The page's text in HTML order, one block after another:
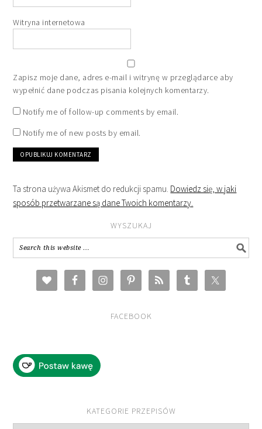
Witryna internetowa
Zapisz moje dane, adres e-mail i witrynę w przeglądarce aby
wypełnić dane podczas pisania kolejnych komentarzy.
Notify me of follow-up comments by email.
Notify me of new posts by email.
Ta strona używa Akismet do redukcji spamu. Dowiedz się, w jaki
sposób przetwarzane są dane Twoich komentarzy.
WYSZUKAJ
FACEBOOK
KATEGORIE PRZEPISÓW